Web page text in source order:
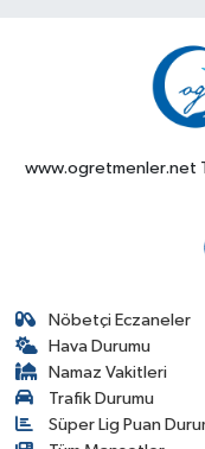
www.ogretmenler.net
Nöbetçi Eczaneler
Hava Durumu
Namaz Vakitleri
Trafik Durumu
Süper Lig Puan